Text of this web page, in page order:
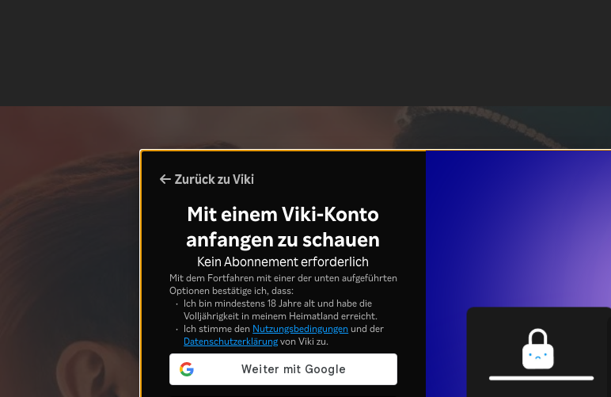
Zurück zu Viki
Mit einem Viki-Konto
anfangen zu schauen
Kein Abonnement erforderlich
Mit dem Fortfahren mit einer der unten aufgeführten
Optionen bestätige ich, dass:
Ich bin mindestens 18 Jahre alt und habe die
Volljährigkeit in meinem Heimatland erreicht.
Ich stimme den Nutzungsbedingungenund der
Datenschutzerklärungvon Viki zu.